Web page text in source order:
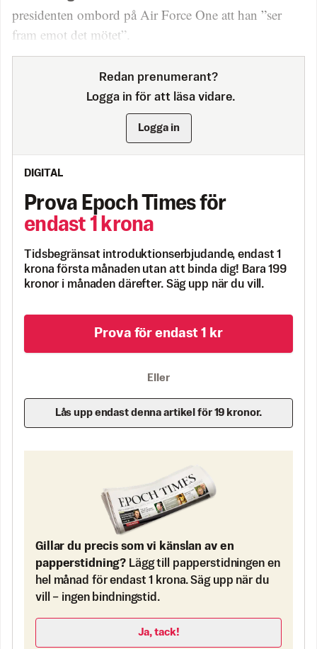
presidenten ombord på Air Force One att han ”ser
fram emot det mötet”.
Redan prenumerant?
Logga in för att läsa vidare.
Logga in
DIGITAL
Prova Epoch Times för
endast 1 krona
Tidsbegränsat introduktionserbjudande, endast 1
krona första månaden utan att binda dig! Bara 199
kronor i månaden därefter. Säg upp när du vill.
Prova för endast 1 kr
Eller
Lås upp endast denna artikel för 19 kronor.
Gillar du precis som vi känslan av en
papperstidning? Lägg till papperstidningen en
hel månad för endast 1 krona. Säg upp när du
vill – ingen bindningstid.
Ja, tack!